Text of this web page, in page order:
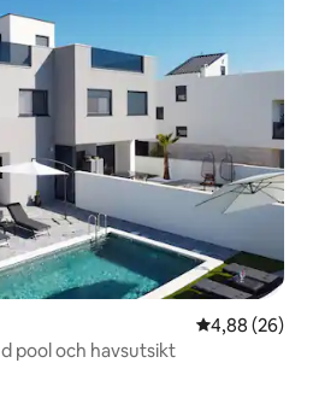
4,88 av 5 i
4,88 (26)
pool och havsutsikt